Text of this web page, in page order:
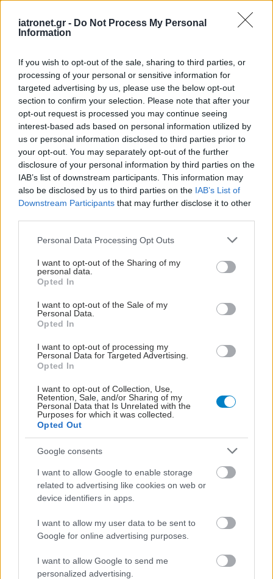
iatronet.gr - Do Not Process My Personal
Information
If you wish to opt-out of the sale, sharing to third parties, or
processing of your personal or sensitive information for
targeted advertising by us, please use the below opt-out
section to confirm your selection. Please note that after your
opt-out request is processed you may continue seeing
interest-based ads based on personal information utilized by
us or personal information disclosed to third parties prior to
your opt-out. You may separately opt-out of the further
disclosure of your personal information by third parties on the
IAB’s list of downstream participants. This information may
also be disclosed by us to third parties on the IAB’s List of
Downstream Participants that may further disclose it to other
Please note that this website/app uses one or more Google
not limited to your visit or usage behaviour. You may click to
grant or deny consent to Google and its third-party tags to
use your data for below specified purposes in below Google
consent section.
Personal Data Processing Opt Outs
I want to opt-out of the Sharing of my
personal data.
Opted In
I want to opt-out of the Sale of my
Personal Data.
Opted In
I want to opt-out of processing my
Personal Data for Targeted Advertising.
Opted In
I want to opt-out of Collection, Use,
Retention, Sale, and/or Sharing of my
Personal Data that Is Unrelated with the
Purposes for which it was collected.
Opted Out
Google consents
I want to allow Google to enable storage
related to advertising like cookies on web or
device identifiers in apps.
I want to allow my user data to be sent to
Google for online advertising purposes.
I want to allow Google to send me
personalized advertising.
ΜΠΕΙΤΕ ΣΤΗ ΣΥΖΗΤΗΣΗ
Loading...